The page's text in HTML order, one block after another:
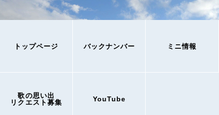
トップページ バックナンバー ミニ情報
歌の思い出
リクエスト募集
YouTube